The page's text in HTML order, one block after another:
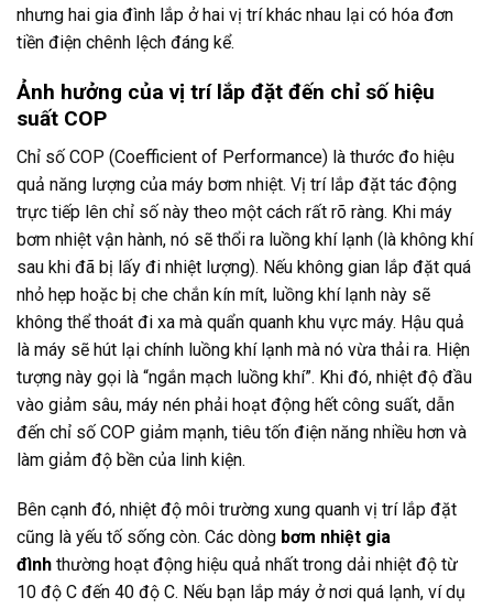
nhưng hai gia đình lắp ở hai vị trí khác nhau lại có hóa đơn
tiền điện chênh lệch đáng kể.
Ảnh hưởng của vị trí lắp đặt đến chỉ số hiệu
suất COP
Chỉ số COP (Coefficient of Performance) là thước đo hiệu
quả năng lượng của máy bơm nhiệt. Vị trí lắp đặt tác động
trực tiếp lên chỉ số này theo một cách rất rõ ràng. Khi máy
bơm nhiệt vận hành, nó sẽ thổi ra luồng khí lạnh (là không khí
sau khi đã bị lấy đi nhiệt lượng). Nếu không gian lắp đặt quá
nhỏ hẹp hoặc bị che chắn kín mít, luồng khí lạnh này sẽ
không thể thoát đi xa mà quẩn quanh khu vực máy. Hậu quả
là máy sẽ hút lại chính luồng khí lạnh mà nó vừa thải ra. Hiện
tượng này gọi là “ngắn mạch luồng khí”. Khi đó, nhiệt độ đầu
vào giảm sâu, máy nén phải hoạt động hết công suất, dẫn
đến chỉ số COP giảm mạnh, tiêu tốn điện năng nhiều hơn và
làm giảm độ bền của linh kiện.
Bên cạnh đó, nhiệt độ môi trường xung quanh vị trí lắp đặt
cũng là yếu tố sống còn. Các dòng bơm nhiệt gia
đình thường hoạt động hiệu quả nhất trong dải nhiệt độ từ
10 độ C đến 40 độ C. Nếu bạn lắp máy ở nơi quá lạnh, ví dụ